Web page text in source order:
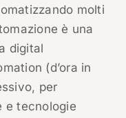
molti
è una
digital
(d’ora in
per
e tecnologie